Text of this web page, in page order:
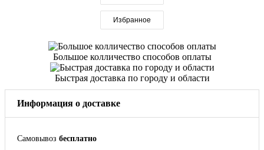
Избранное
Большое колличество способов оплаты
Быстрая доставка по городу и области
Информация о доставке
Самовывоз бесплатно